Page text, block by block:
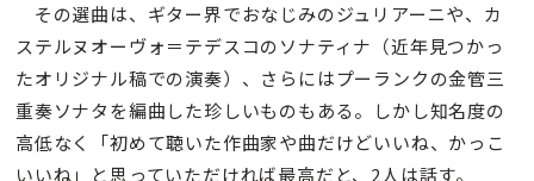
その選曲は、ギター界でおなじみのジュリアーニや、カ
ステルヌオーヴォ＝テデスコのソナティナ（近年見つかっ
たオリジナル稿での演奏）、さらにはプーランクの金管三
重奏ソナタを編曲した珍しいものもある。しかし知名度の
高低なく「初めて聴いた作曲家や曲だけどいいね、かっこ
いいね」と思っていただければ最高だと、2人は話す。